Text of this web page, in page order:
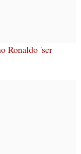
Ronaldo 'ser